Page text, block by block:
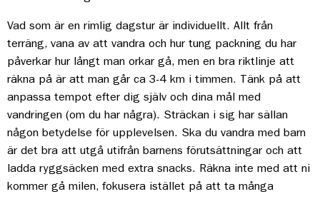
Vad som är en rimlig dagstur är individuellt. Allt från
terräng, vana av att vandra och hur tung packning du har
påverkar hur långt man orkar gå, men en bra riktlinje att
räkna på är att man går ca 3-4 km i timmen. Tänk på att
anpassa tempot efter dig själv och dina mål med
vandringen (om du har några). Sträckan i sig har sällan
någon betydelse för upplevelsen. Ska du vandra med barn
är det bra att utgå utifrån barnens förutsättningar och att
ladda ryggsäcken med extra snacks. Räkna inte med att ni
kommer gå milen, fokusera istället på att ta många